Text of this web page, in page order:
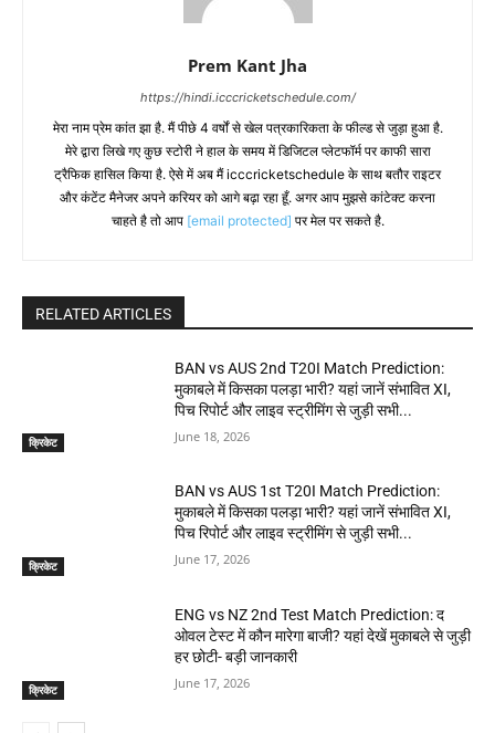
Prem Kant Jha
https://hindi.icccricketschedule.com/
मेरा नाम प्रेम कांत झा है. मैं पीछे 4 वर्षों से खेल पत्रकारिकता के फील्ड से जुड़ा हुआ है.
मेरे द्वारा लिखे गए कुछ स्टोरी ने हाल के समय में डिजिटल प्लेटफॉर्म पर काफी सारा
ट्रैफिक हासिल किया है. ऐसे में अब मैं icccricketschedule के साथ बतौर राइटर
और कंटेंट मैनेजर अपने करियर को आगे बढ़ा रहा हूँ. अगर आप मुझसे कांटेक्ट करना
चाहते है तो आप [email protected] पर मेल पर सकते है.
RELATED ARTICLES
क्रिकेट
BAN vs AUS 2nd T20I Match Prediction:
मुकाबले में किसका पलड़ा भारी? यहां जानें संभावित XI,
पिच रिपोर्ट और लाइव स्ट्रीमिंग से जुड़ी सभी...
June 18, 2026
क्रिकेट
BAN vs AUS 1st T20I Match Prediction:
मुकाबले में किसका पलड़ा भारी? यहां जानें संभावित XI,
पिच रिपोर्ट और लाइव स्ट्रीमिंग से जुड़ी सभी...
June 17, 2026
क्रिकेट
ENG vs NZ 2nd Test Match Prediction: द
ओवल टेस्ट में कौन मारेगा बाजी? यहां देखें मुकाबले से जुड़ी
हर छोटी- बड़ी जानकारी
June 17, 2026